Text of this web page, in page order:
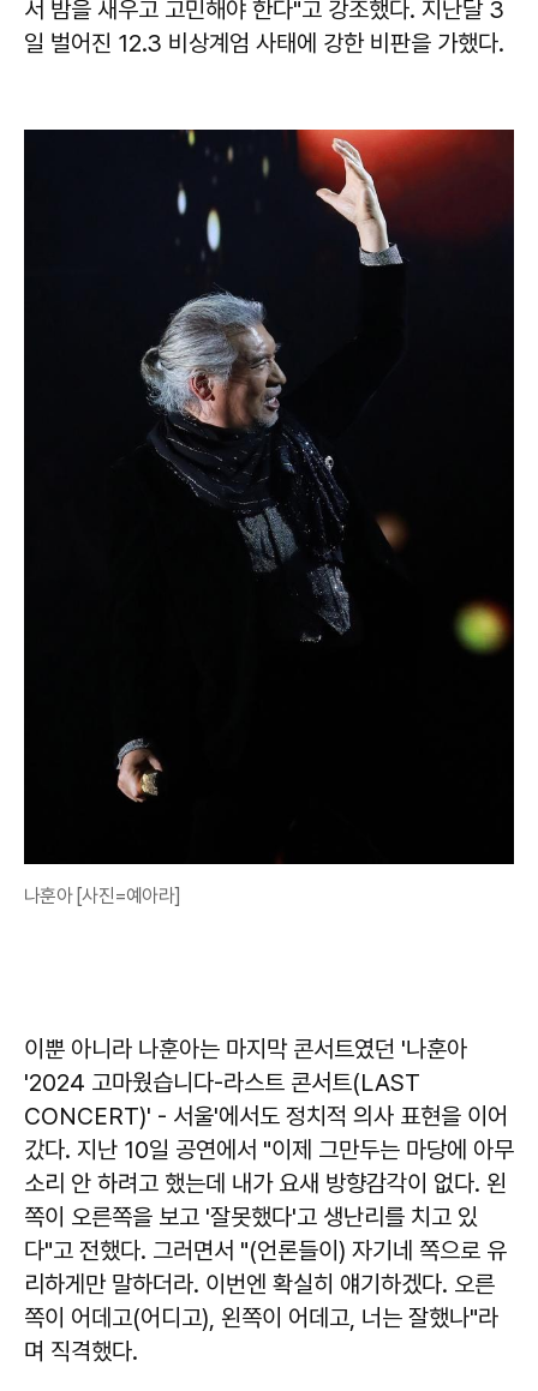
서 밤을 새우고 고민해야 한다"고 강조했다. 지난달 3
일 벌어진 12.3 비상계엄 사태에 강한 비판을 가했다.
나훈아 [사진=예아라]
이뿐 아니라 나훈아는 마지막 콘서트였던 '나훈아
'2024 고마웠습니다-라스트 콘서트(LAST
CONCERT)' - 서울'에서도 정치적 의사 표현을 이어
갔다. 지난 10일 공연에서 "이제 그만두는 마당에 아무
소리 안 하려고 했는데 내가 요새 방향감각이 없다. 왼
쪽이 오른쪽을 보고 '잘못했다'고 생난리를 치고 있
다"고 전했다. 그러면서 "(언론들이) 자기네 쪽으로 유
리하게만 말하더라. 이번엔 확실히 얘기하겠다. 오른
쪽이 어데고(어디고), 왼쪽이 어데고, 너는 잘했나"라
며 직격했다.